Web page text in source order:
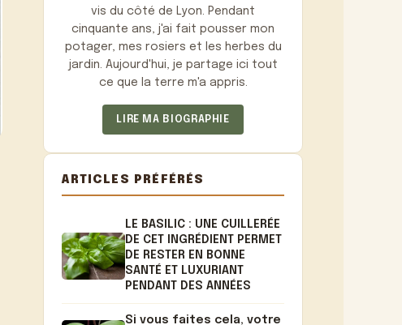
vis du côté de Lyon. Pendant
cinquante ans, j'ai fait pousser mon
potager, mes rosiers et les herbes du
jardin. Aujourd'hui, je partage ici tout
ce que la terre m'a appris.
LIRE MA BIOGRAPHIE
ARTICLES PRÉFÉRÉS
LE BASILIC : UNE CUILLERÉE
DE CET INGRÉDIENT PERMET
DE RESTER EN BONNE
SANTÉ ET LUXURIANT
PENDANT DES ANNÉES
Si vous faites cela, votre